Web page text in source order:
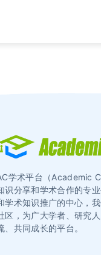
学术平台（Academic
识分享和学术合作的专
学术知识推广的中心，
区，为广大学者、研究
、共同成长的平台。